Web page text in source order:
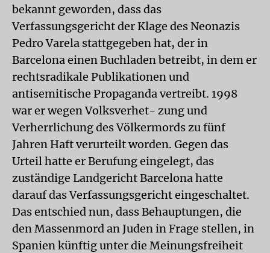
bekannt geworden, dass das
Verfassungsgericht der Klage des Neonazis
Pedro Varela stattgegeben hat, der in
Barcelona einen Buchladen betreibt, in dem er
rechtsradikale Publikationen und
antisemitische Propaganda vertreibt. 1998
war er wegen Volksverhet- zung und
Verherrlichung des Völkermords zu fünf
Jahren Haft verurteilt worden. Gegen das
Urteil hatte er Berufung eingelegt, das
zuständige Landgericht Barcelona hatte
darauf das Verfassungsgericht eingeschaltet.
Das entschied nun, dass Behauptungen, die
den Massenmord an Juden in Frage stellen, in
Spanien künftig unter die Meinungsfreiheit